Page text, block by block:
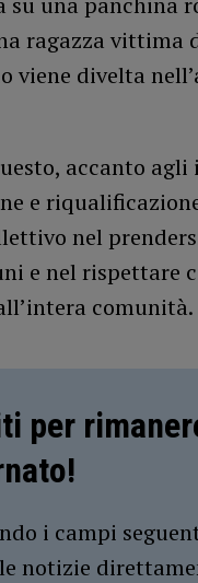
ragazza vittima
viene divelta
accanto
e
nel
e nel rispettare
comunità.
per
i campi
notizie